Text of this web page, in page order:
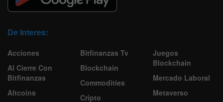
De Interes:
Acciones
Al Cierre Con
Bitfinanzas
Altcoins
Bitfinanzas Tv
Blockchain
Commodities
Cripto
Juegos
Blockchain
Mercado Laboral
Metaverso